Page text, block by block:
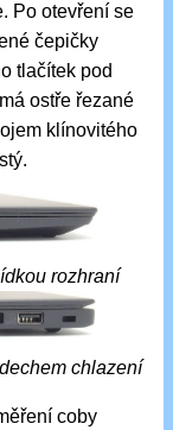
Po otevření se
čepičky
tlačítek pod
ostře řezané
klínovitého
rozhraní
chlazení
coby